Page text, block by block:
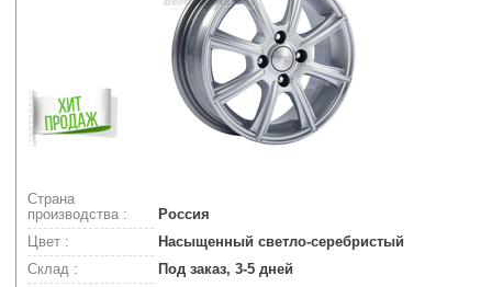
Страна
производства :
Россия
Цвет :
Насыщенный светло-серебристый
Склад :
Под заказ, 3-5 дней